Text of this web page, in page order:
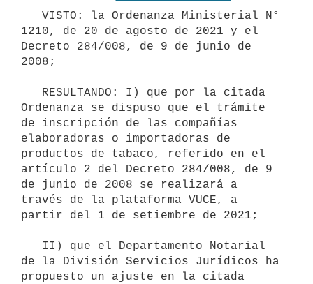
1210, de 20 de agosto de 2021 y el
Decreto 284/008, de 9 de junio de
2008;
Ordenanza se dispuso que el trámite
de inscripción de las compañías
elaboradoras o importadoras de
productos de tabaco, referido en el
artículo 2 del Decreto 284/008, de 9
de junio de 2008 se realizará a
través de la plataforma VUCE, a
partir del 1 de setiembre de 2021;
de la División Servicios Jurídicos ha
propuesto un ajuste en la citada